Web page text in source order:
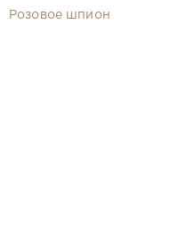
Розовое шпион